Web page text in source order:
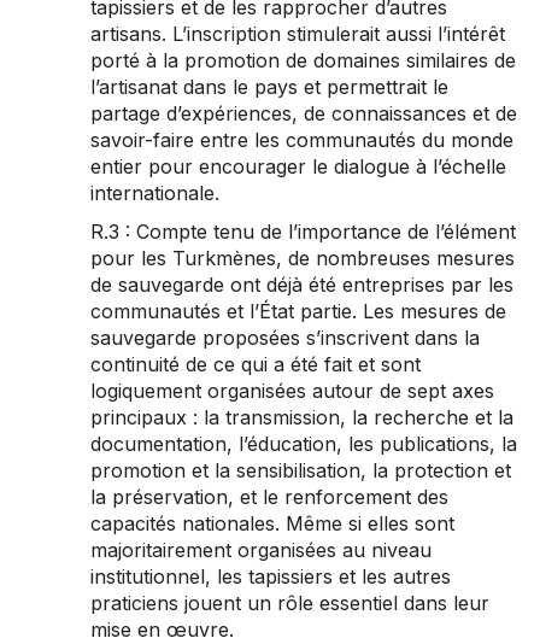
tapissiers et de les rapprocher d’autres
artisans. L’inscription stimulerait aussi l’intérêt
porté à la promotion de domaines similaires de
l’artisanat dans le pays et permettrait le
partage d’expériences, de connaissances et de
savoir-faire entre les communautés du monde
entier pour encourager le dialogue à l’échelle
internationale.
R.3 : Compte tenu de l’importance de l’élément
pour les Turkmènes, de nombreuses mesures
de sauvegarde ont déjà été entreprises par les
communautés et l’État partie. Les mesures de
sauvegarde proposées s’inscrivent dans la
continuité de ce qui a été fait et sont
logiquement organisées autour de sept axes
principaux : la transmission, la recherche et la
documentation, l’éducation, les publications, la
promotion et la sensibilisation, la protection et
la préservation, et le renforcement des
capacités nationales. Même si elles sont
majoritairement organisées au niveau
institutionnel, les tapissiers et les autres
praticiens jouent un rôle essentiel dans leur
mise en œuvre.